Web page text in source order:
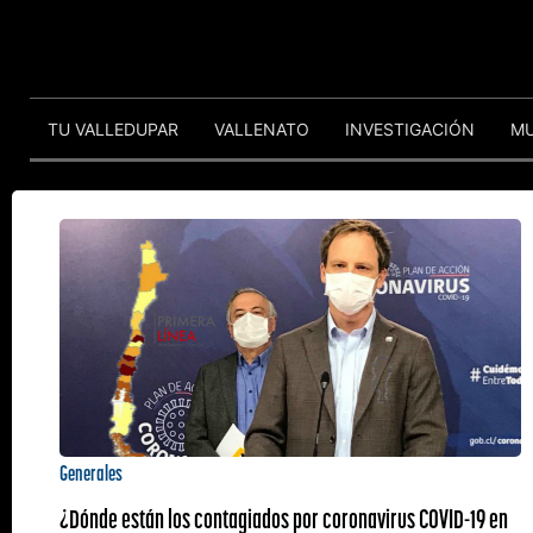
TU VALLEDUPAR VALLENATO INVESTIGACIÓN
Generales
¿Dónde están los contagiados por coronavirus COVID-19 en